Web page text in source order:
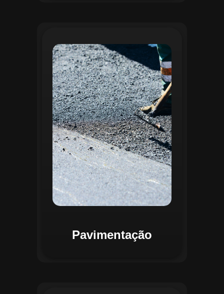
Pavimentação
Na Gestão de Pavimentação, o Regente
oferece ferramentas para mapear, avaliar
e monitorar a infraestrutura viária. O
sistema permite registrar condições dos
pavimentos, identificar áreas críticas e
planejar ações de manutenção preventiva
e corretiva. Com o auxílio do
geoprocessamento, é possível gerar
mapas detalhados que facilitam a
priorização de intervenções, otimizando
recursos e assegurando maior
durabilidade das vias. Relatórios
personalizáveis garantem transparência e
suporte na tomada de decisões
estratégicas.